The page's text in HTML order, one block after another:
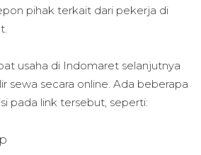
pihak terkait dari pekerja di
usaha di Indomaret selanjutnya
sewa secara online. Ada beberapa
pada link tersebut, seperti: